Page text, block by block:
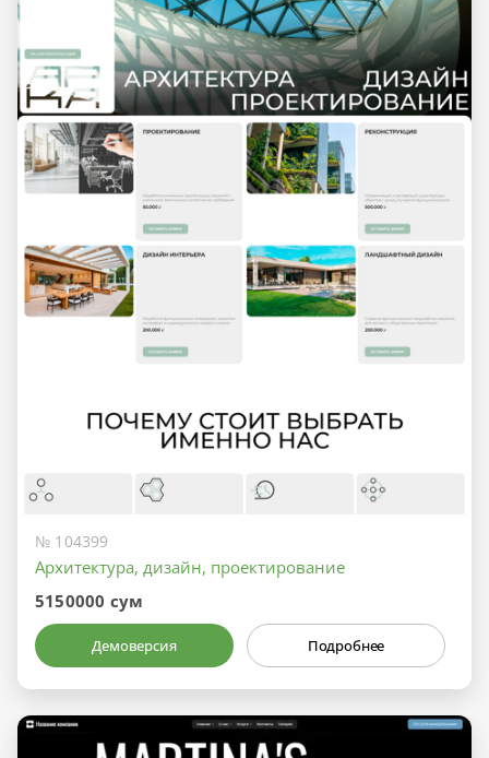
№ 104399
Архитектура, дизайн, проектирование
5150000 сум
Демоверсия Подробнее